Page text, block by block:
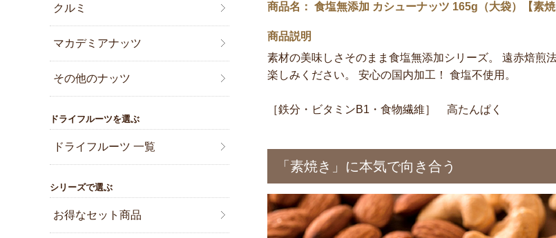
商品名： 食塩無添加 カシューナッツ 165g（大袋）【素焼
商品説明
素材の美味しさそのまま食塩無添加シリーズ。 遠赤焙煎
楽しみください。 安心の国内加工！ 食塩不使用。
［鉄分・ビタミンB1・食物繊維］ 高たんぱく
「素焼き」に本気で向き合う
クルミ
マカデミアナッツ
その他のナッツ
ドライフルーツを選ぶ
ドライフルーツ 一覧
シリーズで選ぶ
お得なセット商品